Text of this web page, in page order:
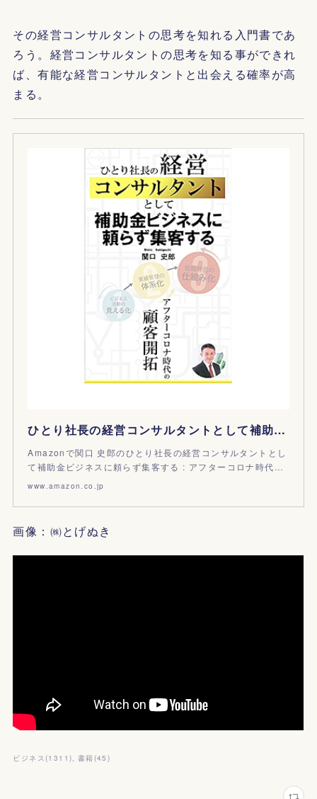
その経営コンサルタントの思考を知れる入門書であ
ろう。経営コンサルタントの思考を知る事ができれ
ば、有能な経営コンサルタントと出会える確率が高
まる。
ひとり社長の経営コンサルタントとして補助金ビジネスに頼らず集客する : アフターコロナ時代の顧客開拓
Amazonで関口 史郎のひとり社長の経営コンサルタントとし
て補助金ビジネスに頼らず集客する : アフターコロナ時代…
www.amazon.co.jp
画像：㈱とげぬき
ビジネス (1311 ) 書籍 (45 )